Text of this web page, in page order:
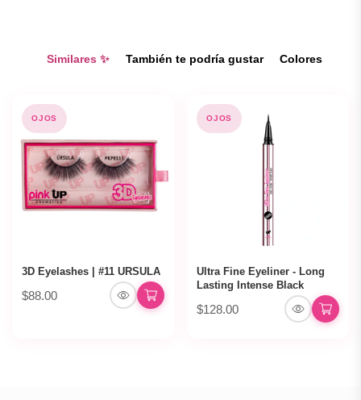
Similares ✨ También te podría gustar Colores
OJOS
3D Eyelashes | #11 URSULA
$88.00
OJOS
Ultra Fine Eyeliner - Long
Lasting Intense Black
$128.00